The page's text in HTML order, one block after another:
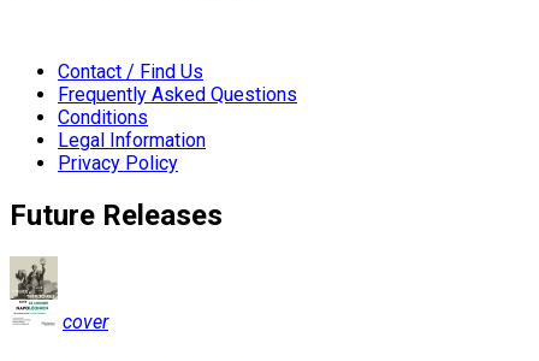
Contact / Find Us
Frequently Asked Questions
Conditions
Legal Information
Privacy Policy
Future Releases
cover